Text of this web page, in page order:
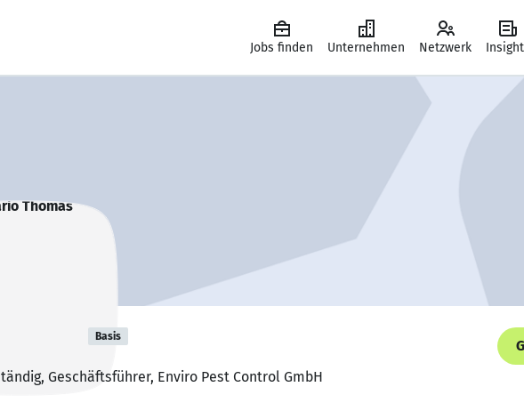
Jobs finden Unternehmen Netzwerk
Basis
Geschäftsführer, Enviro Pest Control GmbH